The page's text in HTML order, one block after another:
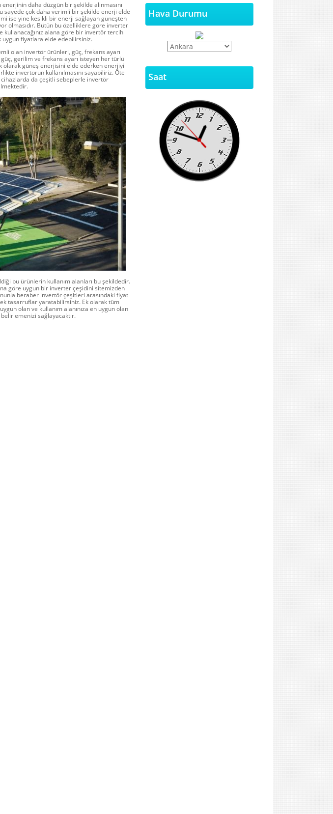
daha düzgün bir şekilde alınmasını
sayede çok daha verimli bir şekilde enerji elde
ise yine kesikli bir enerji sağlayan güneşten
olmasıdır. Bütün bu özelliklere göre inverter
kullanacağınız alana göre bir invertör tercih
uygun fiyatlara elde edebilirsiniz.
olan invertör ürünleri, güç, frekans ayarı
gerilim ve frekans ayarı isteyen her türlü
olarak güneş enerjisini elde ederken enerjiyi
invertörün kullanılmasını sayabiliriz. Öte
da çeşitli sebeplerle invertör
bu ürünlerin kullanım alanları bu şekildedir.
göre uygun bir inverter çeşidini sitemizden
beraber invertör çeşitleri arasındaki fiyat
ek tasarruflar yaratabilirsiniz. Ek olarak tüm
olan ve kullanım alanınıza en uygun olan
sağlayacaktır.
Hava Durumu
Saat